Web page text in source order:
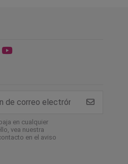
en cualquier
vea nuestra
en el aviso